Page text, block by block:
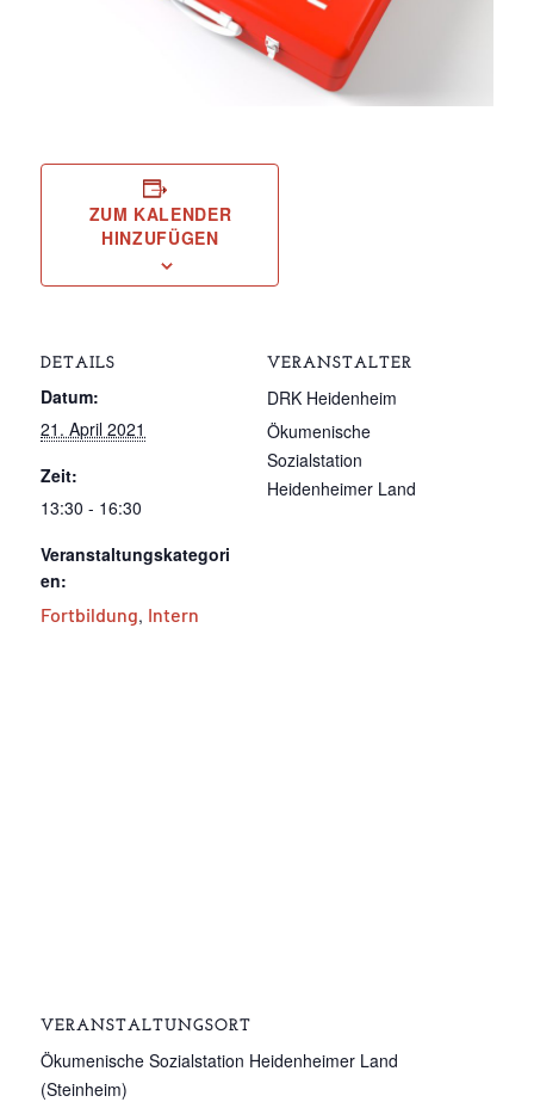
ZUM KALENDER
HINZUFÜGEN
DETAILS
Datum:
21. April 2021
Zeit:
13:30 - 16:30
Veranstaltungskategori
en:
Fortbildung, Intern
VERANSTALTER
DRK Heidenheim
Ökumenische
Sozialstation
Heidenheimer Land
VERANSTALTUNGSORT
Ökumenische Sozialstation Heidenheimer Land
(Steinheim)